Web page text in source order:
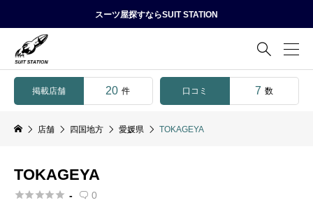
スーツ屋探すならSUIT STATION

掲載店舗 20 件 口コミ 7 数
店舗 四国地方 愛媛県 TOKAGEYA
TOKAGEYA
 -  0